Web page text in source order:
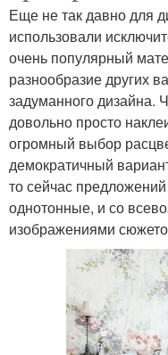
Еще не так давно для
использовали
очень популярный
разнообразие других
задуманного
довольно просто
огромный выбор
демократичный
то сейчас предложений
однотонные, и со
изображениями